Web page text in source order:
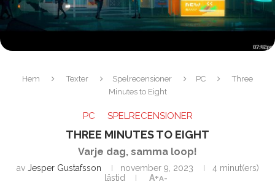
Hem Texter Spelrecensioner PC
Three
Minutes to Eight
PC SPELRECENSIONER
THREE MINUTES TO EIGHT
Varje dag, samma loop!
av Jesper Gustafsson november 9, 2023
4 minut(ers)
lästid
A+A-